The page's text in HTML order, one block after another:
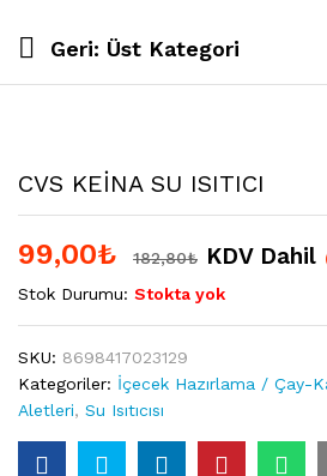
Geri: Üst Kategori
CVS KEİNA SU ISITICI
99,00₺ 182,80₺ KDV Dahil
Stok Durumu: Stokta yok
SKU: 8698417023129
Kategoriler: İçecek Hazırlama / Çay-
Aletleri, Su Isıtıcısı